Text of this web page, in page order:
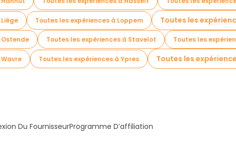
Toutes les expériences à Loppem Toutes les
Toutes les expériences à Stavelot Toutes les
Toutes les expériences à Ypres Toutes les
Du FournisseurProgramme D’affiliation